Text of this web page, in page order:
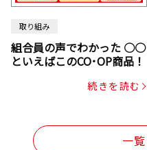
取り組み
組合員の声でわかった ○○
といえばこのCO･OP商品！
続きを読む
一